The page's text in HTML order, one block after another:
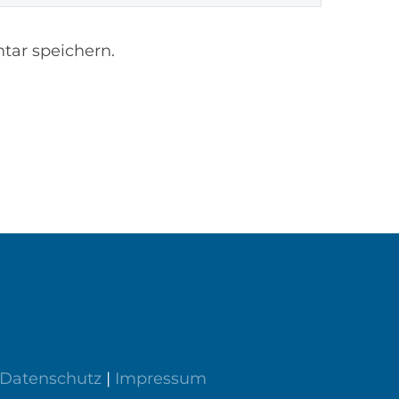
speichern.
Datenschutz | Impressum